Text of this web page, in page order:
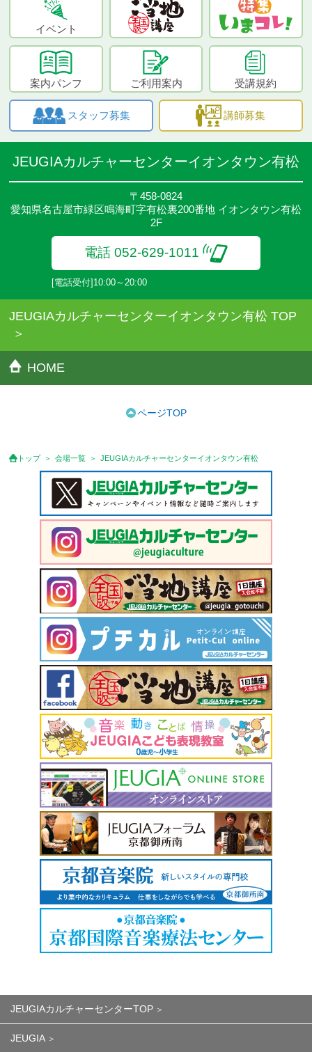
イベント
案内パンフ ご利用案内 受講規約
スタッフ募集 講師募集
JEUGIAカルチャーセンターイオンタウン有松
〒458-0824
愛知県名古屋市緑区鳴海町字有松裏200番地 イオンタウン有松
2F
電話 052-629-1011
[電話受付]10:00～20:00
JEUGIAカルチャーセンターイオンタウン有松 TOP
HOME
ページTOP
トップ 会場一覧 JEUGIAカルチャーセンターイオンタウン有松
JEUGIAカルチャーセンターTOP
JEUGIA